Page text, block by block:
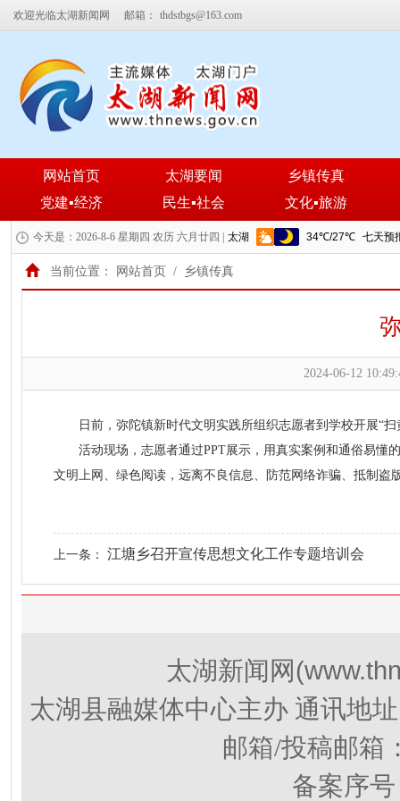
欢迎光临太湖新闻网 邮箱： thdstbgs@163.com
网站首页 太湖要闻
乡镇传真
党建▪经济
民生▪社会 文化▪旅游
今天是：2026-8-6 星期四 农历 六月廿四 |
当前位置： 网站首页 / 乡镇传真
2024-06-12
日前，弥陀镇新时代文明实践所组织志愿者到学校开展“
活动现场，志愿者通过PPT展示，用真实案例和通俗易懂
文明上网、绿色阅读，远离不良信息、防范网络诈骗、抵制盗
上一条： 江塘乡召开宣传思想文化工作专题培训会
太湖新闻网
太湖县融媒体中心主办 通讯地
邮箱/投稿邮箱
备案序